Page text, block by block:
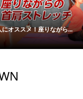
にオススメ！座りながら...